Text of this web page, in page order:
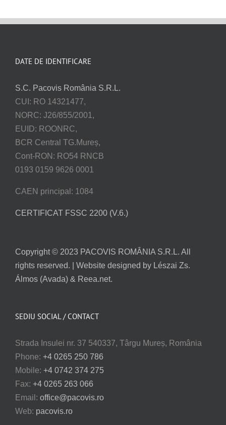
DATE DE IDENTIFICARE
S.C. Pacovis România S.R.L.
CUI: RO 14321477,
NORC: J26/855/2001,
EUID: ROONRC,
BCR Central TG.Mureș,
Cont-RON: RO54 RNCB
0193 0159 9626 0001
CAEN principal: 1084
CERTIFICAT FSSC 2200 (V.6.)
Copyright © 2023 PACOVIS ROMÂNIA S.R.L. All
rights reserved. | Website designed by Lészai Zs.
Álmos (Avada) & Reea.net.
SEDIU SOCIAL / CONTACT
Strada Insulei nr. 37 540337, Târgu Mureș, România
Phone: +4 0265 250 786
Mobile: +4 0742 374 275
Fax: +4 0265 263 066
Email: office@pacovis.ro
Web: pacovis.ro